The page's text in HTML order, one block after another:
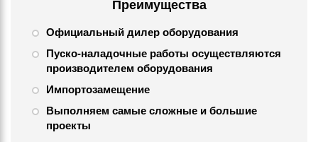
Преимущества
Официальный дилер оборудования
Пуско-наладочные работы осуществляются
производителем оборудования
Импортозамещение
Выполняем самые сложные и большие
проекты